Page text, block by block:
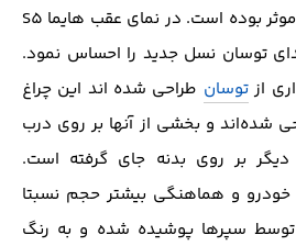
زیبایی نمای جانبی بسیار موثر بوده است. در نمای عقب هایما S5
توسان نسل جدید را احساس نمود.
ازتوسان طراحی شده اند این چراغ
شده‌اند و بخشی از آنها بر روی درب
بر روی بدنه جای گرفته است.
و هماهنگی بیشتر حجم نسبتا
توسط سپرها پوشیده شده و به رنگ